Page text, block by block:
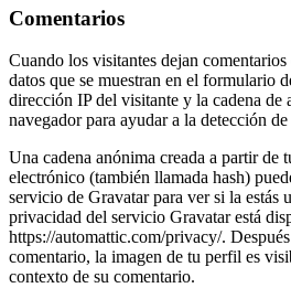
Comentarios
Cuando los visitantes dejan
datos que se muestran en el formulario
dirección IP del visitante y la cadena de
navegador para ayudar a la detección de
Una cadena anónima creada a partir de
electrónico (también llamada hash)
servicio de Gravatar para ver si la estás
privacidad del servicio Gravatar está
https://automattic.com/privacy/.
comentario, la imagen de tu perfil es
contexto de su comentario.